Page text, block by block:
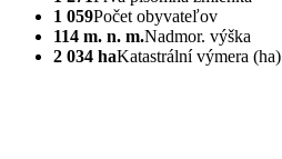
1 059Počet obyvateľov
114 m. n. m.Nadmor. výška
2 034 haKatastrální výmera (ha)